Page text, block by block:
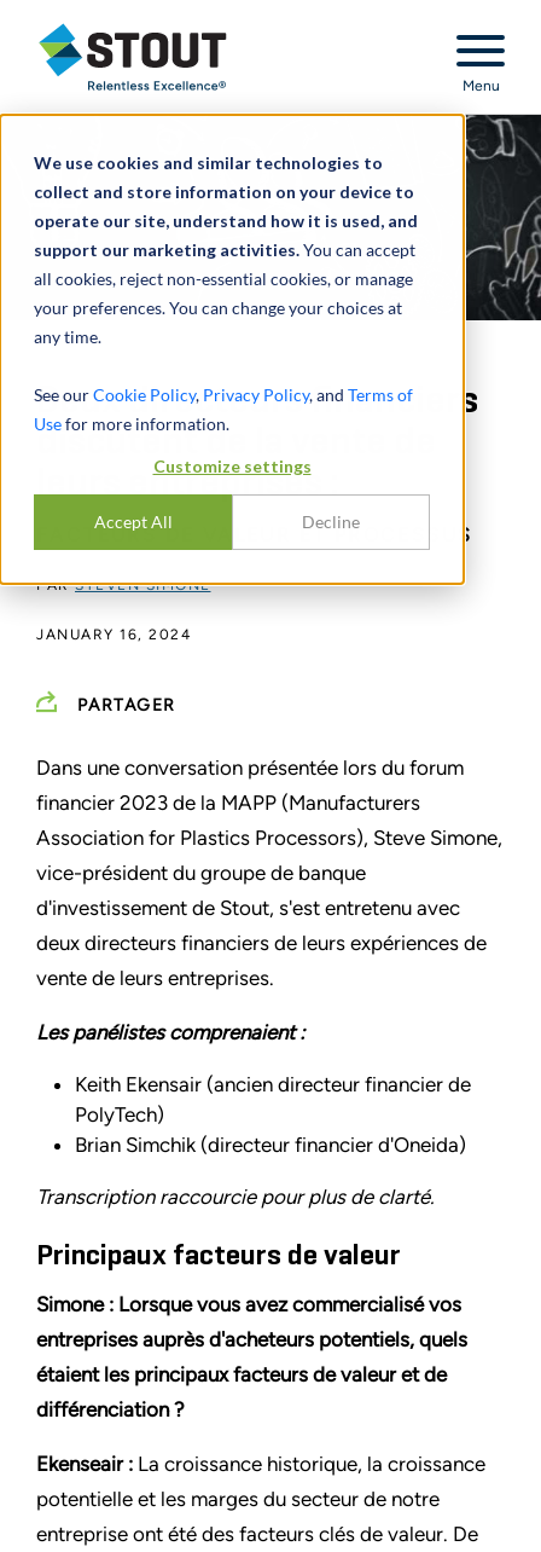
We use cookies and similar technologies to
collect and store information on your device to
operate our site, understand how it is used, and
support our marketing activities.You can accept
all cookies, reject non-essential cookies, or manage
your preferences. You can change your choices at
any time.
See ourCookie Policy, Privacy Policy, and Terms of
Usefor more information.
Customize settings
Accept All Decline
Stout Relentless Excellence
Menu
Deux directeurs financiers
discutent de la vente de
leurs entreprises :
FACTEURS DE VALEUR ET PROCESSUS
PARSTEVEN SIMONE
JANUARY 16, 2024
PARTAGER
Dans une conversation présentée lors du forum
financier 2023 de la MAPP (Manufacturers
Association for Plastics Processors), Steve Simone,
vice-président du groupe de banque
d'investissement de Stout, s'est entretenu avec
deux directeurs financiers de leurs expériences de
vente de leurs entreprises.
Les panélistes comprenaient :
Keith Ekensair (ancien directeur financier de
PolyTech)
Brian Simchik (directeur financier d'Oneida)
Transcription raccourcie pour plus de clarté.
Principaux facteurs de valeur
Simone : Lorsque vous avez commercialisé vos
entreprises auprès d'acheteurs potentiels, quels
étaient les principaux facteurs de valeur et de
différenciation ?
Ekenseair : La croissance historique, la croissance
potentielle et les marges du secteur de notre
entreprise ont été des facteurs clés de valeur. De